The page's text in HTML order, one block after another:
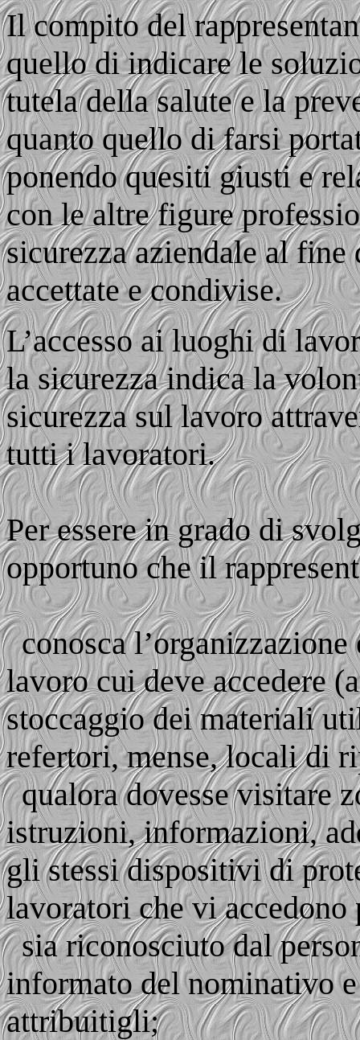
Il compito del
quello di indicare le
tutela della salute e la
quanto quello di farsi
ponendo quesiti giusti e
con le altre figure
sicurezza aziendale al
accettate e condivise.
L’accesso ai luoghi di
la sicurezza indica la
sicurezza sul lavoro
tutti i lavoratori.
Per essere in grado di
opportuno che il
conosca
lavoro cui deve accedere
stoccaggio dei materiali
refertori, mense, locali di
qualora dovesse visitare
istruzioni, informazioni,
gli stessi dispositivi di
lavoratori che vi
sia riconosciuto dal
informato del nominativo
attribuitigli;